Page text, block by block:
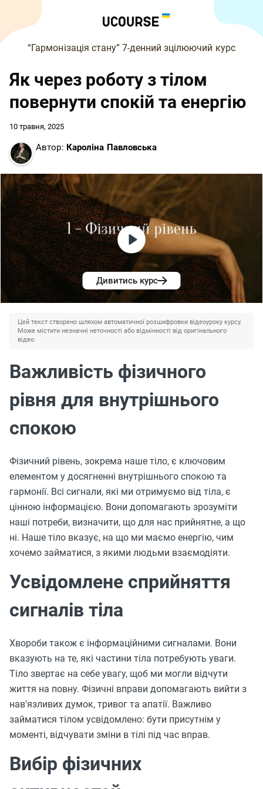
“Гармонізація стану” 7-денний зцілюючий курс
Як через роботу з тілом
повернути спокій та енергію
10 травня, 2025
Автор: Кароліна Павловська
Дивитись курс
Цей текст створено шляхом автоматичної розшифровки відеоуроку курсу.
Може містити незначні неточності або відмінності від оригінального
відео.
Важливість фізичного
рівня для внутрішнього
спокою
Фізичний рівень, зокрема наше тіло, є ключовим
елементом у досягненні внутрішнього спокою та
гармонії. Всі сигнали, які ми отримуємо від тіла, є
цінною інформацією. Вони допомагають зрозуміти
наші потреби, визначити, що для нас прийнятне, а що
ні. Наше тіло вказує, на що ми маємо енергію, чим
хочемо займатися, з якими людьми взаємодіяти.
Усвідомлене сприйняття
сигналів тіла
Хвороби також є інформаційними сигналами. Вони
вказують на те, які частини тіла потребують уваги.
Тіло звертає на себе увагу, щоб ми могли відчути
життя на повну. Фізичні вправи допомагають вийти з
нав'язливих думок, тривог та апатії. Важливо
займатися тілом усвідомлено: бути присутнім у
моменті, відчувати зміни в тілі під час вправ.
Вибір фізичних